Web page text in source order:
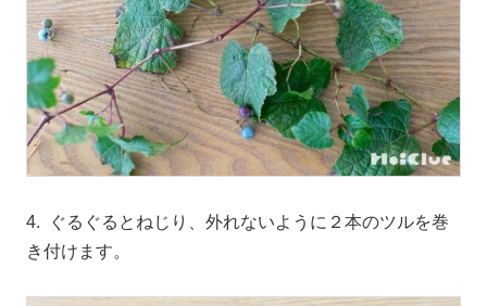
4. ぐるぐるとねじり、外れないように２本のツルを巻
き付けます。